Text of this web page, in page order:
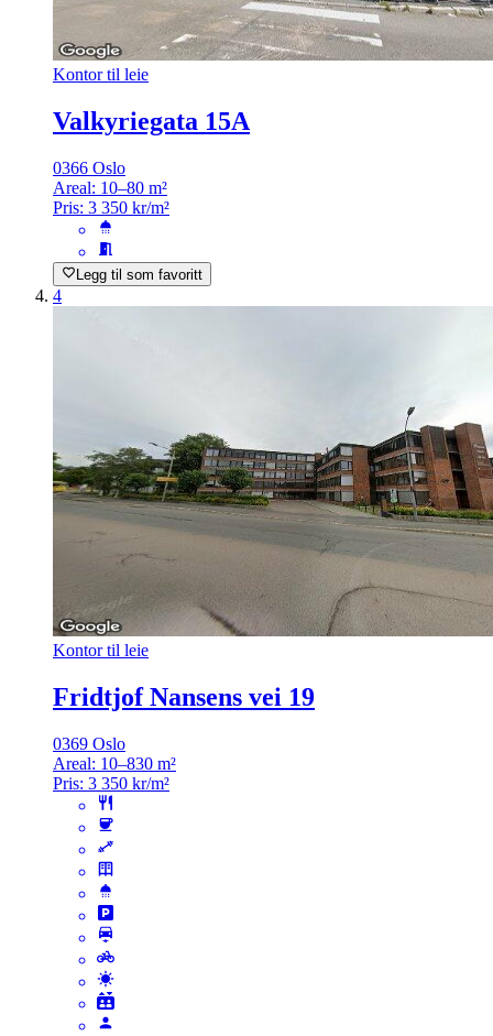
Kontor til leie
Valkyriegata 15A
0366 Oslo
Areal: 10–80 m²
Pris: 3 350 kr/m²
Legg til som favoritt
4
Kontor til leie
Fridtjof Nansens vei 19
0369 Oslo
Areal: 10–830 m²
Pris: 3 350 kr/m²